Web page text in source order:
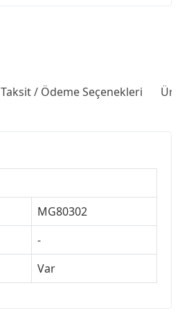
Taksit / Ödeme Seçenekleri
MG80302
-
Var